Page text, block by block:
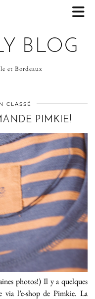
BLOG
et Bordeaux
CLASSÉ
PIMKIE!
photos!) Il y a quelques
via l’e-shop de Pimkie. La